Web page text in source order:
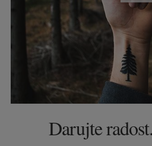
Darujte